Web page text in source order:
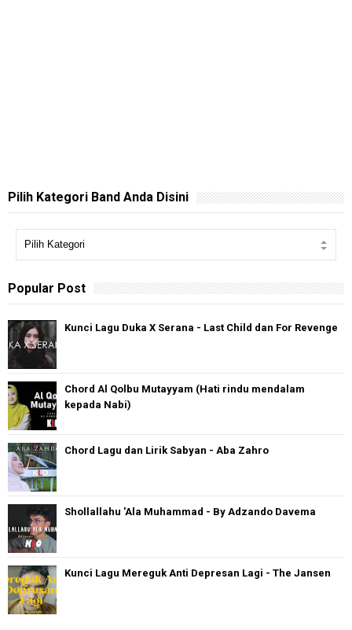
Pilih Kategori Band Anda Disini
Popular Post
Kunci Lagu Duka X Serana - Last Child dan For Revenge
Chord Al Qolbu Mutayyam (Hati rindu mendalam
kepada Nabi)
Chord Lagu dan Lirik Sabyan - Aba Zahro
Shollallahu 'Ala Muhammad - By Adzando Davema
Kunci Lagu Mereguk Anti Depresan Lagi - The Jansen